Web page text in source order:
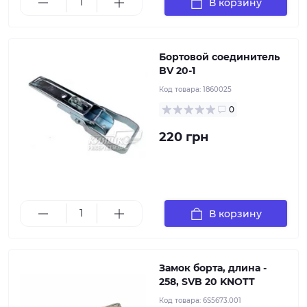
Бортовой соединитель
BV 20-1
Код товара: 1860025
0
220 грн
В корзину
Замок борта, длина -
258, SVB 20 KNOTT
Код товара: 6S5673.001